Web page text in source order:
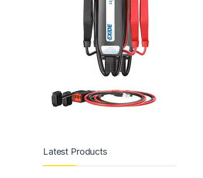
Latest Products